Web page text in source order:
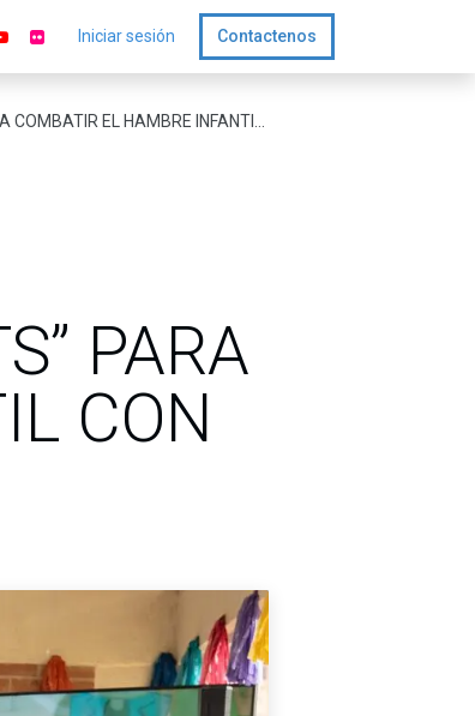
Iniciar sesión Contactenos
INFANTIL CON PROTEÍNA DE POLLO
PARA
CON